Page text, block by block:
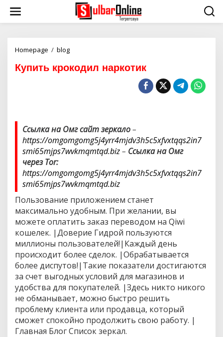
i
Homepage / blog
п
к
о
д
и
н
а
к
о
т
к
Купить крокодил наркотик
Ссылка на Омг сайт зеркало–
https://omgomgomg5j4yrr4mjdv3h5c5xfvxtqqs2in7
smi65mjps7wvkmqmtqd.biz– Ссылка на Омг
через Tor:
https://omgomgomg5j4yrr4mjdv3h5c5xfvxtqqs2in7
smi65mjps7wvkmqmtqd.biz
Пользование приложением станет
максимально удобным. При желании, вы
можете оплатить заказ переводом на Qiwi
кошелек. |Доверие Гидрой пользуются
миллионы пользователей!|Каждый день
происходит более сделок. |Обрабатывается
более диспутов!|Такие показатели достигаются
за счет выгодных условий для магазинов и
удобства для покупателей. |Здесь никто никого
не обманывает, можно быстро решить
проблему клиента или продавца, который
сможет спокойно продолжить свою работу. |
Главная Блог Список зеркал.